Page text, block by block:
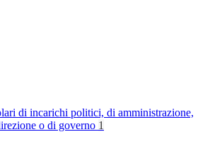
di incarichi politici, di amministrazione,
o di governo 1